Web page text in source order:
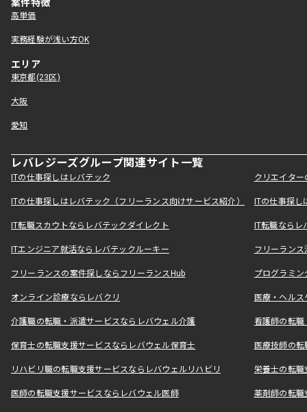
案件特徴
高単価
実務経験が浅い方OK
エリア
東京都(23区)
大阪
愛知
レバレジーズグループ関連サイト一覧
ITの仕事探しはレバテック クリエイタ
ITの仕事探しはレバテック（フリーランス向けサービス紹介） ITの仕事探
IT転職スカウトならレバテックダイレクト IT転職なら
ITエンジニア就活ならレバテックルーキー フリーラン
フリーランスの案件探しならフリーランスHub プログラミ
オンライン診療ならレバクリ 医療・ヘル
介護職の転職・派遣サービスならレバウェル介護 看護師の転
保育士の転職支援サービスならレバウェル保育士 医療技師の
リハビリ職の転職支援サービスならレバウェルリハビリ 栄養士の転
医師の転職支援サービスならレバウェル医師 薬剤師の転